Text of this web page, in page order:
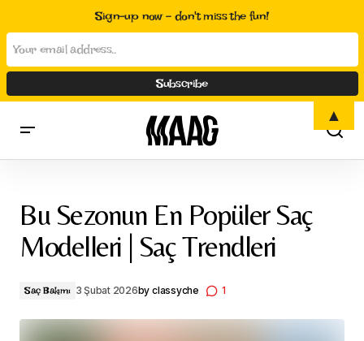
Bu Sezonun En Popüler Saç
Modelleri | Saç Trendleri
Saç Bakımı 3 Şubat 2026by classyche 1
Sign-up now - don't miss the fun!
▲